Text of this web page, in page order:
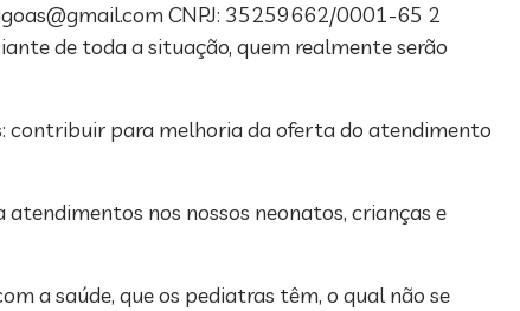
CNPJ: 35259662/0001-65 2
de toda a situação, quem realmente serão
contribuir para melhoria da oferta do atendimento
nos nossos neonatos, crianças e
a saúde, que os pediatras têm, o qual não se